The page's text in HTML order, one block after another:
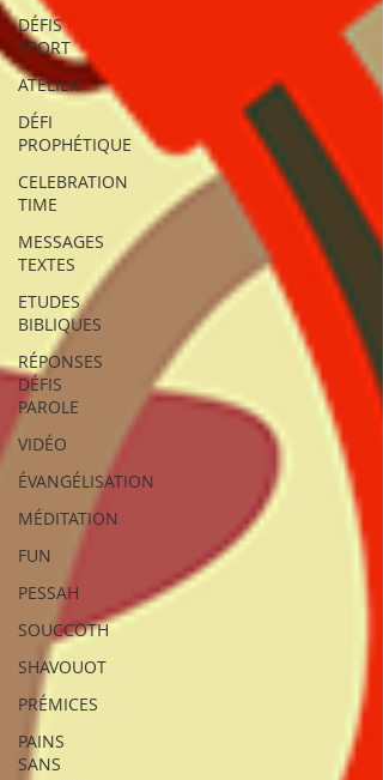
DÉFIS
SPORT
ATELIER
DÉFI
PROPHÉTIQUE
CELEBRATION
TIME
MESSAGES
TEXTES
ETUDES
BIBLIQUES
RÉPONSES
DÉFIS
PAROLE
VIDÉO
ÉVANGÉLISATION
MÉDITATION
FUN
PESSAH
SOUCCOTH
SHAVOUOT
PRÉMICES
PAINS
SANS